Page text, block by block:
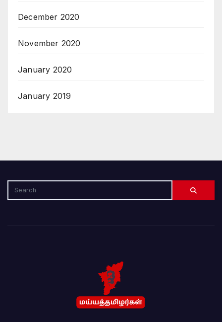
December 2020
November 2020
January 2020
January 2019